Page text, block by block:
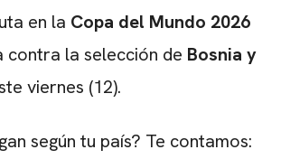
en la Copa del Mundo 2026
contra la selección de Bosnia y
viernes (12).
según tu país? Te contamos: